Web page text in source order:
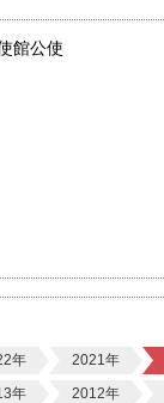
館公使
年
2021年
年 2012年